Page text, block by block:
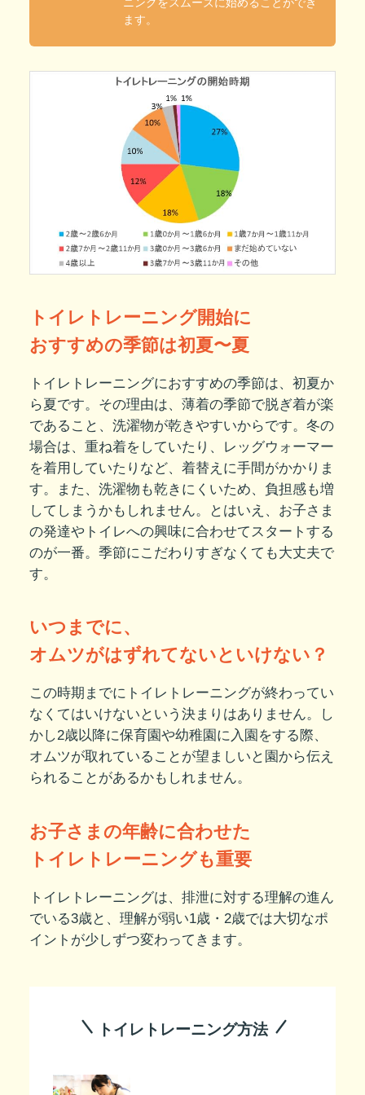
ニングをスムーズに始めることができ
ます。
トイレトレーニング開始に
おすすめの季節は初夏〜夏
トイレトレーニングにおすすめの季節は、初夏か
ら夏です。その理由は、薄着の季節で脱ぎ着が楽
であること、洗濯物が乾きやすいからです。冬の
場合は、重ね着をしていたり、レッグウォーマー
を着用していたりなど、着替えに手間がかかりま
す。また、洗濯物も乾きにくいため、負担感も増
してしまうかもしれません。とはいえ、お子さま
の発達やトイレへの興味に合わせてスタートする
のが一番。季節にこだわりすぎなくても大丈夫で
す。
いつまでに、
オムツがはずれてないといけない？
この時期までにトイレトレーニングが終わってい
なくてはいけないという決まりはありません。し
かし2歳以降に保育園や幼稚園に入園をする際、
オムツが取れていることが望ましいと園から伝え
られることがあるかもしれません。
お子さまの年齢に合わせた
トイレトレーニングも重要
トイレトレーニングは、排泄に対する理解の進ん
でいる3歳と、理解が弱い1歳・2歳では大切なポ
イントが少しずつ変わってきます。
トイレトレーニング方法